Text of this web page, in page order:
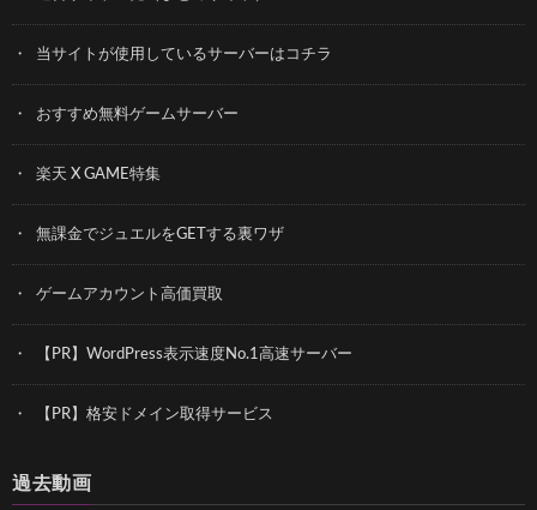
当サイトが使用しているサーバーはコチラ
おすすめ無料ゲームサーバー
楽天 X GAME特集
無課金でジュエルをGETする裏ワザ
ゲームアカウント高価買取
【PR】WordPress表示速度No.1高速サーバー
【PR】格安ドメイン取得サービス
過去動画